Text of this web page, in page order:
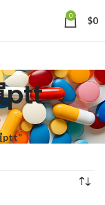
0 $0
ptt
ptt”